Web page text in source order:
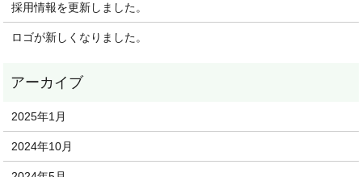
採用情報を更新しました。
ロゴが新しくなりました。
2025年1月
2024年10月